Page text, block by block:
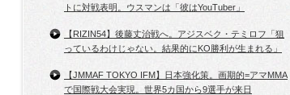
トに対戦表明。ウスマンは「彼はYouTuber」
【RIZIN54】後藤丈治戦へ。アジスベク・テミロフ「狙
っているわけじゃない。結果的にKO勝利が生まれる」
【JMMAF TOKYO IFM】日本強化策。画期的=アマMMA
で国際戦大会実現。世界5カ国から9選手が来日